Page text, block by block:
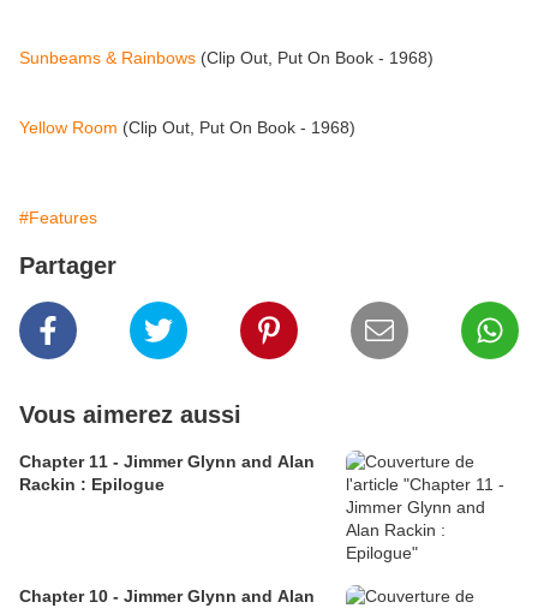
Sunbeams & Rainbows (Clip Out, Put On Book - 1968)
Yellow Room (Clip Out, Put On Book - 1968)
#Features
Partager
Vous aimerez aussi
Chapter 11 - Jimmer Glynn and Alan
Rackin : Epilogue
Chapter 10 - Jimmer Glynn and Alan